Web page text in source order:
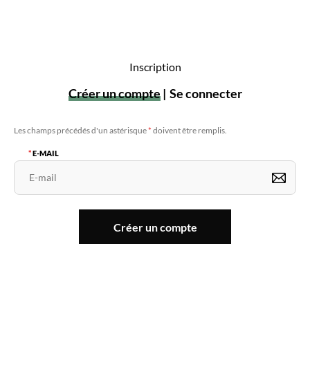
Inscription
Créer un compte Se connecter
Les champs précédés d'un astérisque* doivent être remplis.
E-MAIL
Créer un compte